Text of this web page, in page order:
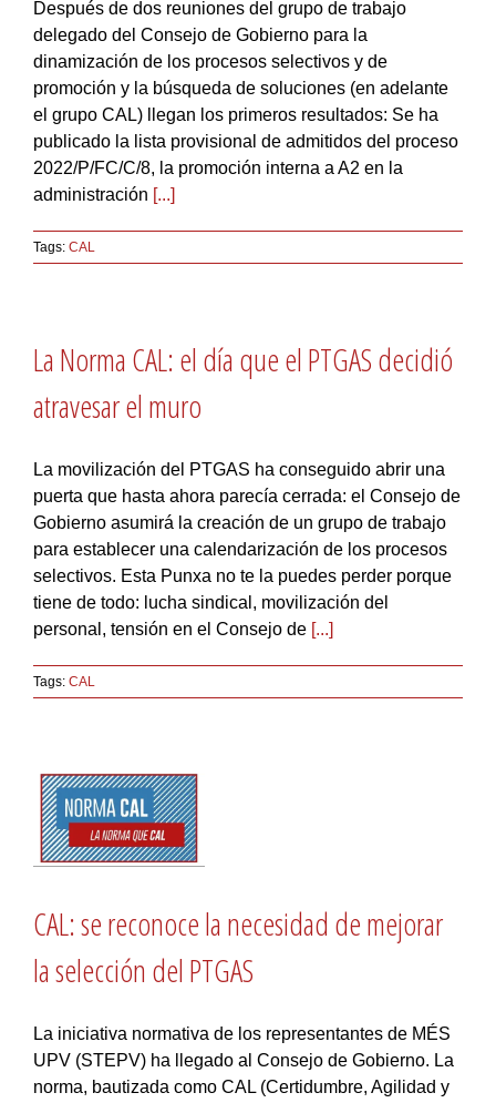
Después de dos reuniones del grupo de trabajo
delegado del Consejo de Gobierno para la
dinamización de los procesos selectivos y de
promoción y la búsqueda de soluciones (en adelante
el grupo CAL) llegan los primeros resultados: Se ha
publicado la lista provisional de admitidos del proceso
2022/P/FC/C/8, la promoción interna a A2 en la
administración [...]
Tags: CAL
La Norma CAL: el día que el PTGAS decidió
atravesar el muro
La movilización del PTGAS ha conseguido abrir una
puerta que hasta ahora parecía cerrada: el Consejo de
Gobierno asumirá la creación de un grupo de trabajo
para establecer una calendarización de los procesos
selectivos. Esta Punxa no te la puedes perder porque
tiene de todo: lucha sindical, movilización del
personal, tensión en el Consejo de [...]
Tags: CAL
CAL: se reconoce la necesidad de mejorar
la selección del PTGAS
La iniciativa normativa de los representantes de MÉS
UPV (STEPV) ha llegado al Consejo de Gobierno. La
norma, bautizada como CAL (Certidumbre, Agilidad y